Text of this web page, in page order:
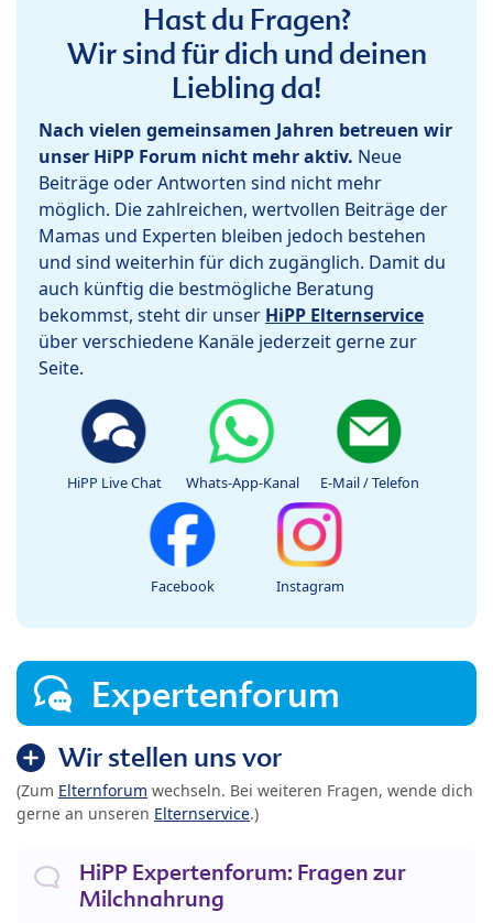
Hast du Fragen?
Wir sind für dich und deinen
Liebling da!
Nach vielen gemeinsamen Jahren betreuen wir
unser HiPP Forum nicht mehr aktiv. Neue
Beiträge oder Antworten sind nicht mehr
möglich. Die zahlreichen, wertvollen Beiträge der
Mamas und Experten bleiben jedoch bestehen
und sind weiterhin für dich zugänglich. Damit du
auch künftig die bestmögliche Beratung
bekommst, steht dir unser HiPP Elternservice
über verschiedene Kanäle jederzeit gerne zur
Seite.
HiPP Live Chat Whats-App-Kanal E-Mail / Telefon
Facebook Instagram
Expertenforum
Wir stellen uns vor
(Zum Elternforum wechseln. Bei weiteren Fragen, wende dich
gerne an unseren Elternservice.)
HiPP Expertenforum: Fragen zur
Milchnahrung